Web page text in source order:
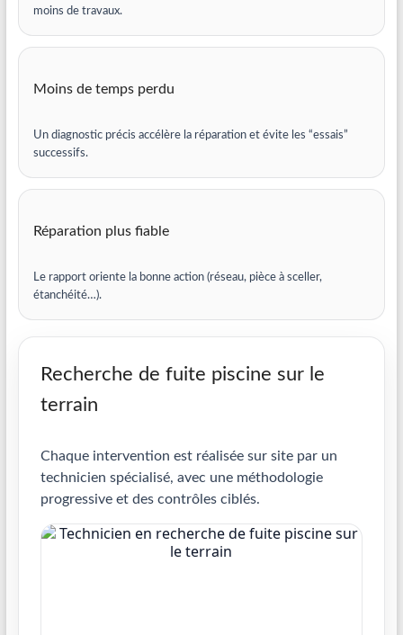
moins de travaux.
Moins de temps perdu
Un diagnostic précis accélère la réparation et évite les “essais”
successifs.
Réparation plus fiable
Le rapport oriente la bonne action (réseau, pièce à sceller,
étanchéité…).
Recherche de fuite piscine sur le
terrain
Chaque intervention est réalisée sur site par un
technicien spécialisé, avec une méthodologie
progressive et des contrôles ciblés.